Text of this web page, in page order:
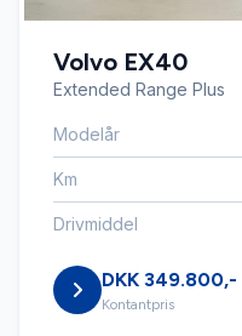
Højdejusterbart
Infocenter
Isofix
Kørecomputer
Volvo EX40
Extended Range Plus
Modelår
Km
Drivmiddel
DKK 349.800,-
Kontantpris